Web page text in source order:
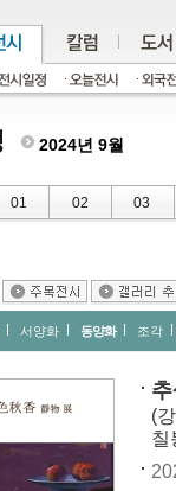
2024년 9월
01 02 03
서양화 동양화 조각
(
칠